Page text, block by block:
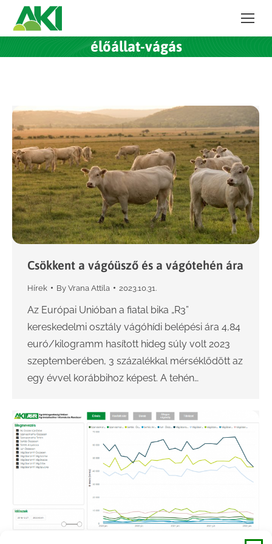
élőállat-vágás
Csökkent a vágóüsző és a vágótehén ára
Hírek By Vrana Attila 2023.10.31.
Az Európai Unióban a fiatal bika „R3”
kereskedelmi osztály vágóhídi belépési ára 4,84
euró/kilogramm hasított hideg súly volt 2023
szeptemberében, 3 százalékkal mérséklődött az
egy évvel korábbihoz képest. A tehén…